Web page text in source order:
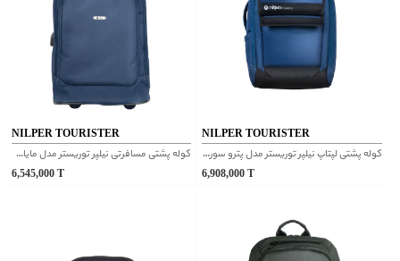
NILPER TOURISTER
کوله پشتی مسافرتی نیلپر توریستر مدل مایان بدون چرخ و دسته ترولی سورمه ای یک دست
6,545,000T
NILPER TOURISTER
كوله پشتی لپتاپ نیلپر توریستر مدل پترو سورمه ای
6,908,000 T